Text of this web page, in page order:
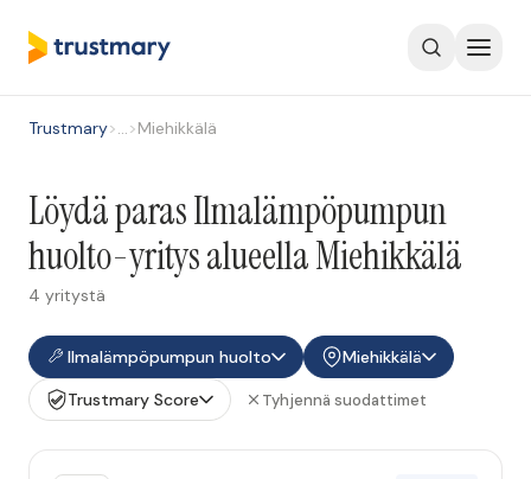
Trustmary>…>Miehikkälä
Löydä paras Ilmalämpöpumpun
huolto-yritys alueella Miehikkälä
4 yritystä
Ilmalämpöpumpun huolto
Miehikkälä
Trustmary Score
Tyhjennä suodattimet